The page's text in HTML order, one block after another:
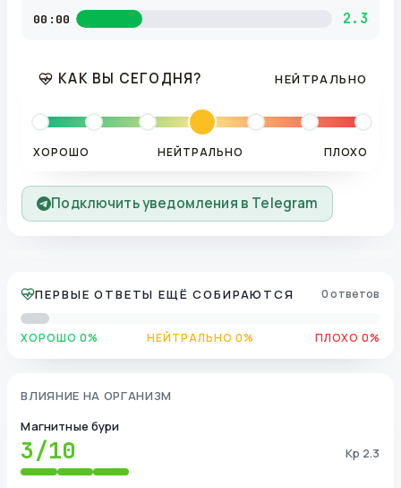
00:00 2.3
КАК ВЫ СЕГОДНЯ? НЕЙТРАЛЬНО
ХОРОШО НЕЙТРАЛЬНО ПЛОХО
Подключить уведомления в Telegram
ПЕРВЫЕ ОТВЕТЫ ЕЩЁ СОБИРАЮТСЯ 0 ответов
ХОРОШО 0% НЕЙТРАЛЬНО 0% ПЛОХО 0%
ВЛИЯНИЕ НА ОРГАНИЗМ
Магнитные бури
3/10 Kp 2.3